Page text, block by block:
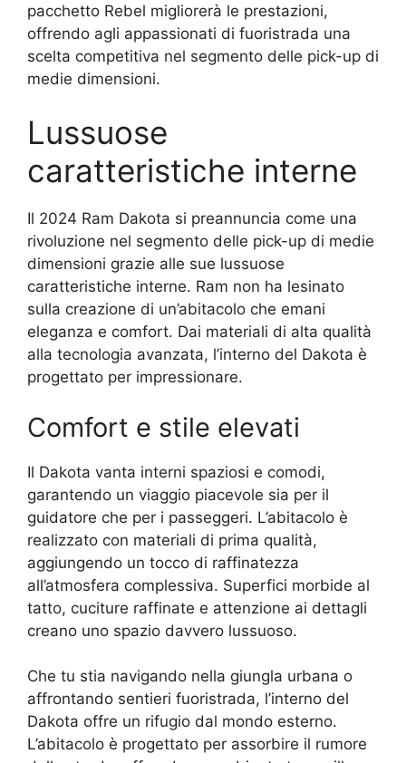
pacchetto Rebel migliorerà le prestazioni,
offrendo agli appassionati di fuoristrada una
scelta competitiva nel segmento delle pick-up di
medie dimensioni.
Lussuose
caratteristiche interne
Il 2024 Ram Dakota si preannuncia come una
rivoluzione nel segmento delle pick-up di medie
dimensioni grazie alle sue lussuose
caratteristiche interne. Ram non ha lesinato
sulla creazione di un’abitacolo che emani
eleganza e comfort. Dai materiali di alta qualità
alla tecnologia avanzata, l’interno del Dakota è
progettato per impressionare.
Comfort e stile elevati
Il Dakota vanta interni spaziosi e comodi,
garantendo un viaggio piacevole sia per il
guidatore che per i passeggeri. L’abitacolo è
realizzato con materiali di prima qualità,
aggiungendo un tocco di raffinatezza
all’atmosfera complessiva. Superfici morbide al
tatto, cuciture raffinate e attenzione ai dettagli
creano uno spazio davvero lussuoso.
Che tu stia navigando nella giungla urbana o
affrontando sentieri fuoristrada, l’interno del
Dakota offre un rifugio dal mondo esterno.
L’abitacolo è progettato per assorbire il rumore